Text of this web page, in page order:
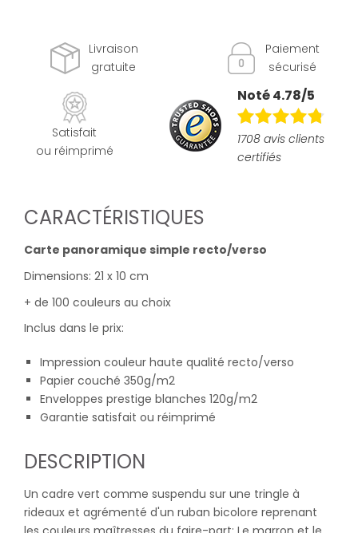
Livraison
gratuite
Paiement
sécurisé
Satisfait
ou réimprimé
Noté 4.78/5
1708 avis clients
certifiés
CARACTÉRISTIQUES
Carte panoramique simple recto/verso
Dimensions: 21 x 10 cm
+ de 100 couleurs au choix
Inclus dans le prix:
Impression couleur haute qualité recto/verso
Papier couché 350g/m2
Enveloppes prestige blanches 120g/m2
Garantie satisfait ou réimprimé
DESCRIPTION
Un cadre vert comme suspendu sur une tringle à
rideaux et agrémenté d'un ruban bicolore reprenant